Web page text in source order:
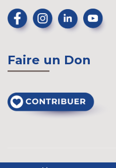
Faire un Don